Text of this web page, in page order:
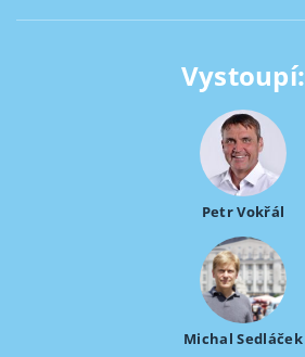
Vystoupí:
Petr Vokřál
Michal Sedláček